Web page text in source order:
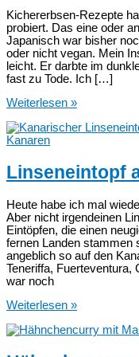
Kichererbsen-Rezepte
probiert. Das eine oder
Japanisch war bisher
oder nicht vegan. Mein
leicht. Er darbte im
fast zu Tode. Ich […]
Japanisches
Curry
–
Instant
Pot
Weiterlesen »
Linseneintopf
Heute habe ich mal
Aber nicht irgendeinen
Eintöpfen, die einen
fernen Landen stammen
angeblich so auf den
Teneriffa, Fuerteventura,
war noch
Linseneintopf
Kanaren
Weiterlesen »